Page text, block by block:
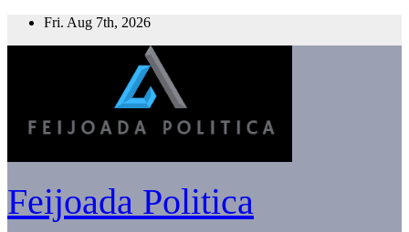
Skip
Fri. Aug 7th, 2026
Feijoada Politica